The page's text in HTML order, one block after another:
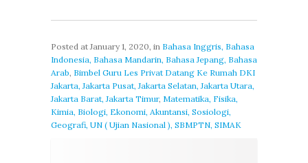
Posted atJanuary 1, 2020, in Bahasa Inggris, Bahasa
Indonesia, Bahasa Mandarin, Bahasa Jepang, Bahasa
Arab, Bimbel Guru Les Privat Datang Ke Rumah DKI
Jakarta, Jakarta Pusat, Jakarta Selatan, Jakarta Utara,
Jakarta Barat, Jakarta Timur, Matematika, Fisika,
Kimia, Biologi, Ekonomi, Akuntansi, Sosiologi,
Geografi, UN ( Ujian Nasional ), SBMPTN, SIMAK